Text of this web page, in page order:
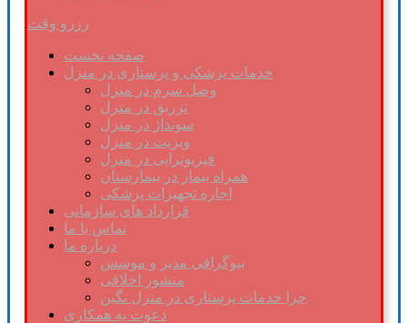
رزرو وقت
صفحه نخست
خدمات پزشکی و پرستاری در منزل
وصل سرم در منزل
تزریق در منزل
سونداژ در منزل
ویزیت در منزل
فیزیوتراپی در منزل
همراه بیمار در بیمارستان
اجاره تجهیزات پزشکی
قرارداد های سازمانی
تماس با ما
درباره ما
بیوگرافی مدیر و موسس
منشور اخلاقی
چرا خدمات پرستاری در منزل نگین
دعوت به همکاری